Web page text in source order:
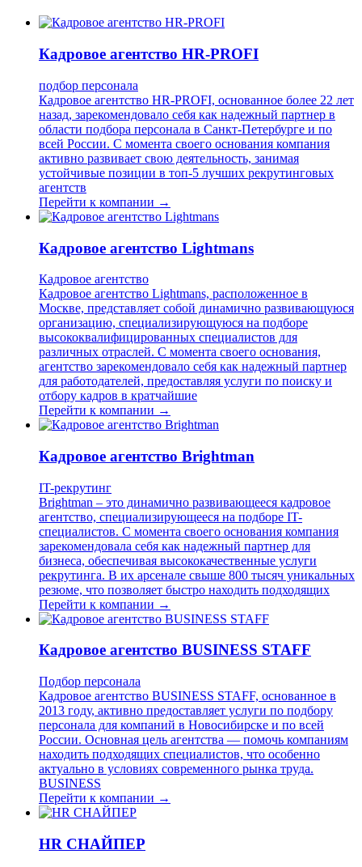
Кадровое агентство HR-PROFI
подбор персонала
Кадровое агентство HR-PROFI, основанное более 22 лет
назад, зарекомендовало себя как надежный партнер в
области подбора персонала в Санкт-Петербурге и по
всей России. С момента своего основания компания
активно развивает свою деятельность, занимая
устойчивые позиции в топ-5 лучших рекрутинговых
агентств
Перейти к компании →
Кадровое агентство Lightmans
Кадровое агентство
Кадровое агентство Lightmans, расположенное в
Москве, представляет собой динамично развивающуюся
организацию, специализирующуюся на подборе
высококвалифицированных специалистов для
различных отраслей. С момента своего основания,
агентство зарекомендовало себя как надежный партнер
для работодателей, предоставляя услуги по поиску и
отбору кадров в кратчайшие
Перейти к компании →
Кадровое агентство Brightman
IT-рекрутинг
Brightman – это динамично развивающееся кадровое
агентство, специализирующееся на подборе IT-
специалистов. С момента своего основания компания
зарекомендовала себя как надежный партнер для
бизнеса, обеспечивая высококачественные услуги
рекрутинга. В их арсенале свыше 800 тысяч уникальных
резюме, что позволяет быстро находить подходящих
Перейти к компании →
Кадровое агентство BUSINESS STAFF
Подбор персонала
Кадровое агентство BUSINESS STAFF, основанное в
2013 году, активно предоставляет услуги по подбору
персонала для компаний в Новосибирске и по всей
России. Основная цель агентства — помочь компаниям
находить подходящих специалистов, что особенно
актуально в условиях современного рынка труда.
BUSINESS
Перейти к компании →
HR СНАЙПЕР